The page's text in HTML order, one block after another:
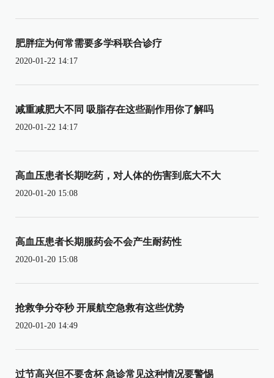
肥胖症为何常需要多学科联合诊疗
2020-01-22 14:17
减重减肥大不同 吸脂存在这些副作用你了解吗
2020-01-22 14:17
高血压患者长期吃药，对人体的伤害到底大不大
2020-01-20 15:08
高血压患者长期服药会不会产生耐药性
2020-01-20 15:08
抢救争分夺秒 开展航空急救有这些优势
2020-01-20 14:49
过节高兴但不要贪杯 急诊常见这种情况要警惕